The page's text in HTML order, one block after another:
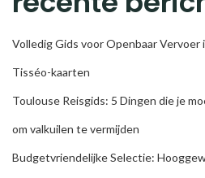
Volledig Gids voor Openbaar
Tisséo-kaarten
Toulouse Reisgids: 5 Dingen die je
om valkuilen te vermijden
Budgetvriendelijke Selectie: